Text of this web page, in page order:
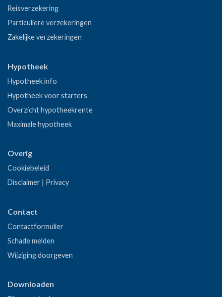
Reisverzekering
Particuliere verzekeringen
Zakelijke verzekeringen
Hypotheek
Hypotheek info
Hypotheek voor starters
Overzicht hypotheekrente
Maximale hypotheek
Overig
Cookiebeleid
Disclaimer | Privacy
Contact
Contactformulier
Schade melden
Wijziging doorgeven
Downloaden